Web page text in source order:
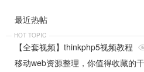
最近热帖
HOT TOPIC
【全套视频】thinkphp5视频教程
移动web资源整理，你值得收藏的